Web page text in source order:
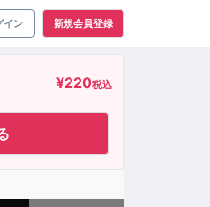
イン 新規会員登録
¥220税込